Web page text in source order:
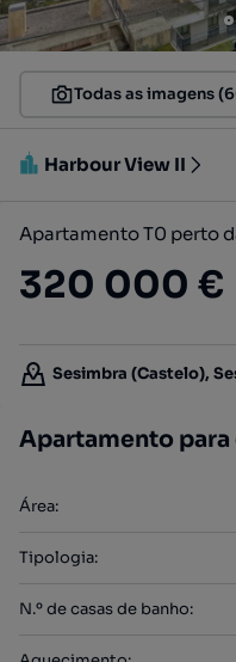
Todas as imagens
Harbour View II
320 000 €
Sesimbra (Castelo),
Apartamento
Área:
Tipologia:
N.º de casas de banho: